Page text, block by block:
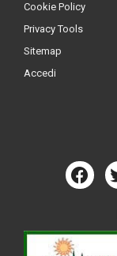
Cookie Policy
Privacy Tools
Sitemap
Accedi